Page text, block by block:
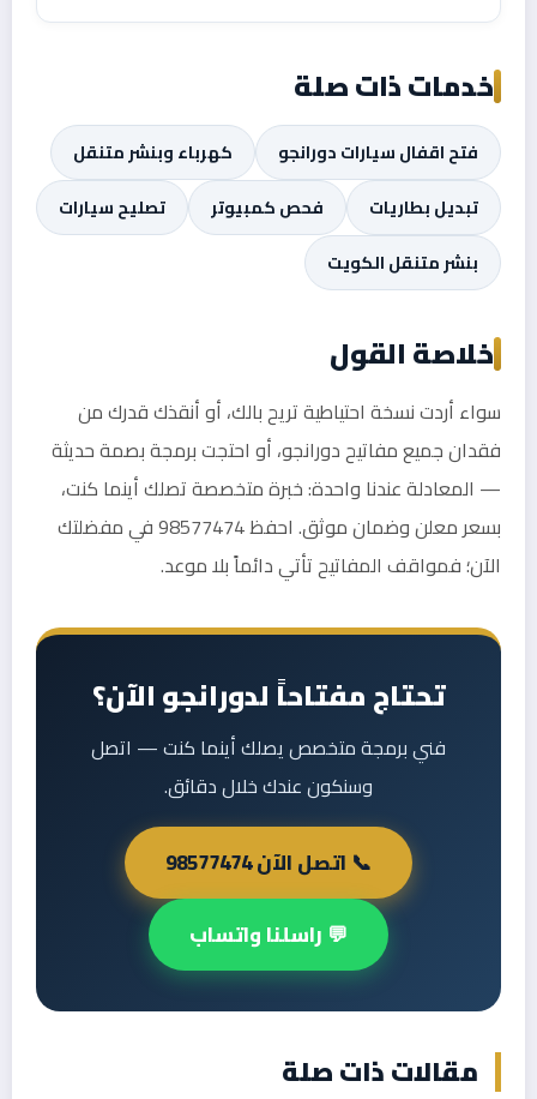
خدمات ذات صلة
فتح اقفال سيارات دورانجو
كهرباء وبنشر متنقل
تبديل بطاريات
فحص كمبيوتر
تصليح سيارات
بنشر متنقل الكويت
خلاصة القول
سواء أردت نسخة احتياطية تريح بالك، أو أنقذك قدرك من
فقدان جميع مفاتيح دورانجو، أو احتجت برمجة بصمة حديثة
— المعادلة عندنا واحدة: خبرة متخصصة تصلك أينما كنت،
بسعر معلن وضمان موثق. احفظ 98577474 في مفضلتك
الآن؛ فمواقف المفاتيح تأتي دائماً بلا موعد.
تحتاج مفتاحاً لدورانجو الآن؟
فني برمجة متخصص يصلك أينما كنت — اتصل
وسنكون عندك خلال دقائق.
📞 اتصل الآن 98577474
💬 راسلنا واتساب
مقالات ذات صلة